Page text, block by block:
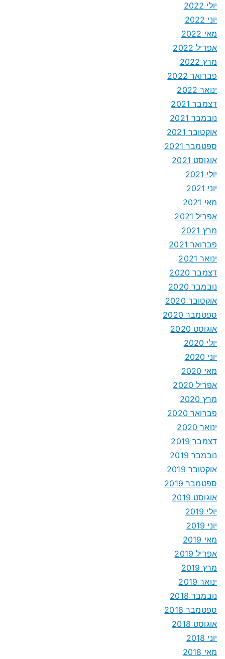
יולי 2022
יוני 2022
מאי 2022
אפריל 2022
מרץ 2022
פברואר 2022
ינואר 2022
דצמבר 2021
נובמבר 2021
אוקטובר 2021
ספטמבר 2021
אוגוסט 2021
יולי 2021
יוני 2021
מאי 2021
אפריל 2021
מרץ 2021
פברואר 2021
ינואר 2021
דצמבר 2020
נובמבר 2020
אוקטובר 2020
ספטמבר 2020
אוגוסט 2020
יולי 2020
יוני 2020
מאי 2020
אפריל 2020
מרץ 2020
פברואר 2020
ינואר 2020
דצמבר 2019
נובמבר 2019
אוקטובר 2019
ספטמבר 2019
אוגוסט 2019
יולי 2019
יוני 2019
מאי 2019
אפריל 2019
מרץ 2019
ינואר 2019
נובמבר 2018
ספטמבר 2018
אוגוסט 2018
יוני 2018
מאי 2018